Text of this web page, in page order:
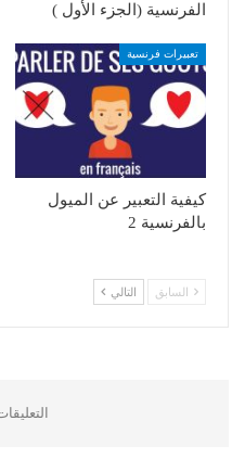
الفرنسية (الجزء الأول )
تعبيرات فرنسية
كيفية التعبير عن الميول
بالفرنسية 2
السابق التالي